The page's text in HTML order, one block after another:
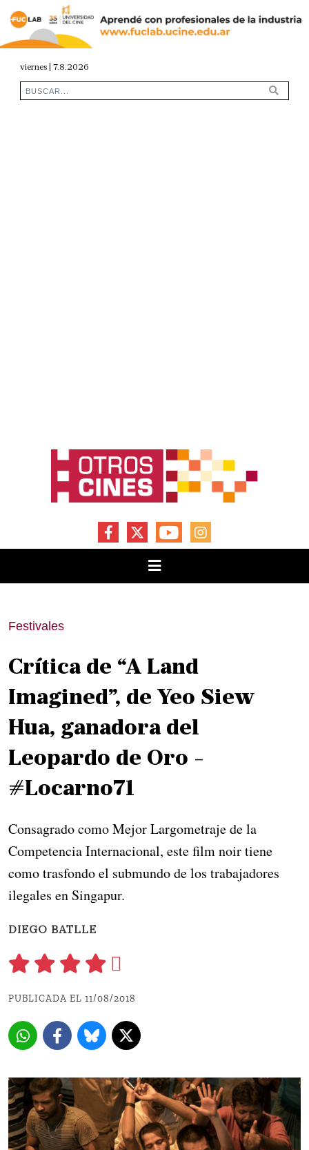
viernes | 7.8.2026
FACEBOOKYOUTUBEINSTAGRAM
Festivales
Crítica de “A Land
Imagined”, de Yeo Siew
Hua, ganadora del
Leopardo de Oro -
#Locarno71
Consagrado como Mejor Largometraje de la
Competencia Internacional, este film noir tiene
como trasfondo el submundo de los trabajadores
ilegales en Singapur.
DIEGO BATLLE
PUBLICADA EL 11/08/2018